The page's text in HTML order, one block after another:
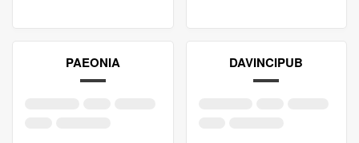
PAEONIA DAVINCIPUB